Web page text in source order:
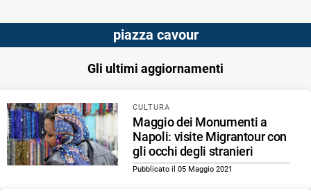
piazza cavour
Gli ultimi aggiornamenti
CULTURA
Maggio dei Monumenti a
Napoli: visite Migrantour con
gli occhi degli stranieri
Pubblicato il 05 Maggio 2021